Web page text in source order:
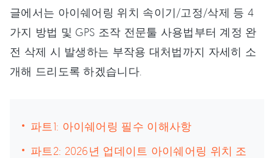
글에서는 아이쉐어링 위치 속이기/고정/삭제 등 4
가지 방법 및 GPS 조작 전문툴 사용법부터 계정 완
전 삭제 시 발생하는 부작용 대처법까지 자세히 소
개해 드리도록 하겠습니다.
파트1: 아이쉐어링 필수 이해사항
파트2: 2026년 업데이트 아이쉐어링 위치 조